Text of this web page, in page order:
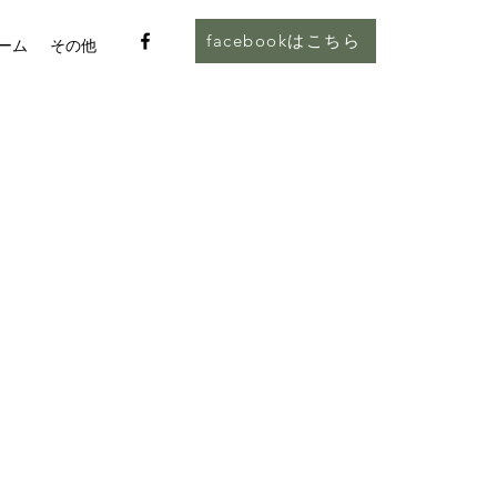
ム その他 facebookはこちら